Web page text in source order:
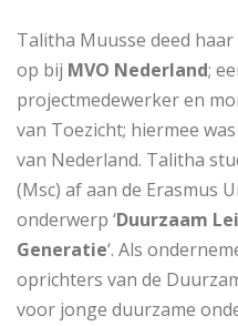
Talitha Muusse deed
op bij MVO Nederland;
projectmedewerker en
van Toezicht; hiermee
van Nederland. Talitha
(Msc) af aan de Erasmus
onderwerp ‘Duurzaam
Generatie‘. Als
oprichters van de
voor jonge duurzame